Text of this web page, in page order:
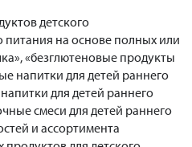
детского
питания на основе полных или
«безглютеновые продукты
напитки для детей раннего
для детей раннего
смеси для детей раннего
и ассортимента